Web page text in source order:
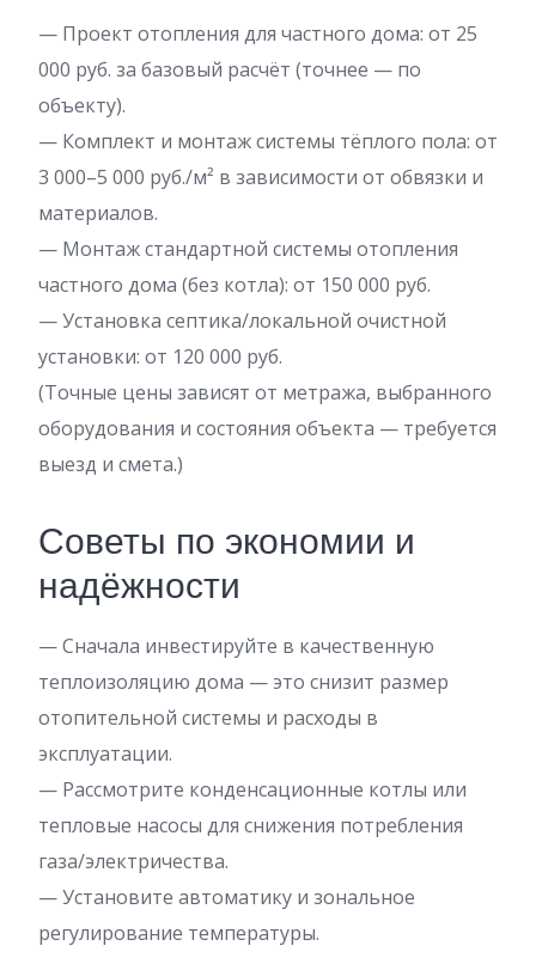
— Проект отопления для частного дома: от 25
000 руб. за базовый расчёт (точнее — по
объекту).
— Комплект и монтаж системы тёплого пола: от
3 000–5 000 руб./м² в зависимости от обвязки и
материалов.
— Монтаж стандартной системы отопления
частного дома (без котла): от 150 000 руб.
— Установка септика/локальной очистной
установки: от 120 000 руб.
(Точные цены зависят от метража, выбранного
оборудования и состояния объекта — требуется
выезд и смета.)
Советы по экономии и
надёжности
— Сначала инвестируйте в качественную
теплоизоляцию дома — это снизит размер
отопительной системы и расходы в
эксплуатации.
— Рассмотрите конденсационные котлы или
тепловые насосы для снижения потребления
газа/электричества.
— Установите автоматику и зональное
регулирование температуры.